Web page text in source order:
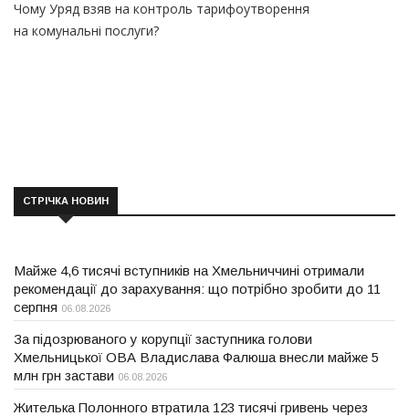
Чому Уряд взяв на контроль тарифоутворення
на комунальні послуги?
СТРІЧКА НОВИН
Майже 4,6 тисячі вступників на Хмельниччині отримали
рекомендації до зарахування: що потрібно зробити до 11
серпня 06.08.2026
За підозрюваного у корупції заступника голови
Хмельницької ОВА Владислава Фалюша внесли майже 5
млн грн застави 06.08.2026
Жителька Полонного втратила 123 тисячі гривень через